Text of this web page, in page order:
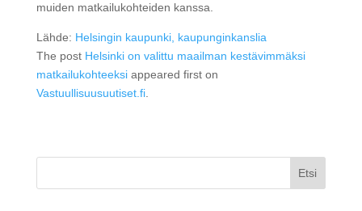
muiden matkailukohteiden kanssa.
Lähde: Helsingin kaupunki, kaupunginkanslia
The post Helsinki on valittu maailman kestävimmäksi
matkailukohteeksiappeared first on
Vastuullisuusuutiset.fi.
Etsi